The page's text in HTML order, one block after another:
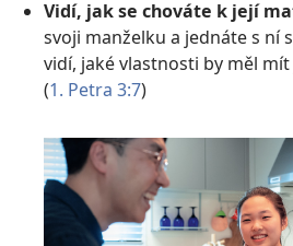
Vidí, jak se chováte k její
svoji manželku a jednáte s ní
vidí, jaké vlastnosti by měl
(1. Petra 3:7)